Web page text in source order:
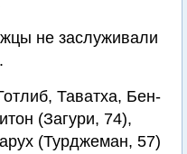
не заслуживали
Таватха, Бен-
(Загури, 74),
(Турджеман, 57)